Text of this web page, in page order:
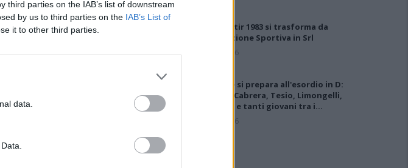
parties on the IAB’s list of downstream
by us to third parties on the IAB’s List of
it to other third parties.
data.
Il Monastir 1983 si trasforma da
Associazione Sportiva in Srl
7 Ago 2026
L'Ossese si prepara all'esordio in D:
Forzati, Cabrera, Tesio, Limongelli,
Bolzicco e tanti giovani tra i…
7 Ago 2026